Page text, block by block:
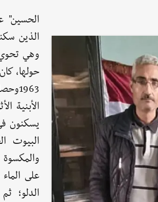
الحسين"
الذين
وهي
حولها،
الأبنية
يسكنون
البيوت
على
الدلو؛